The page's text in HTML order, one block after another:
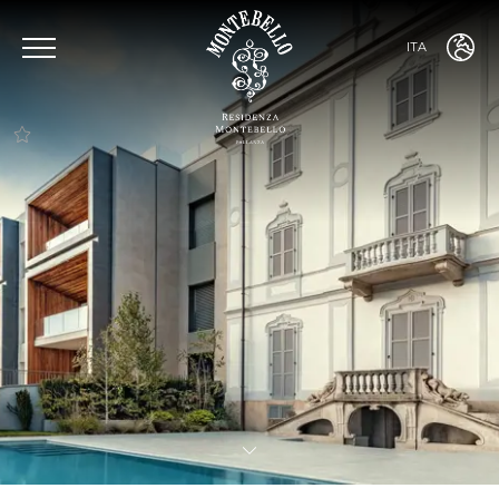
ITA
ENG
DEU
Vantaggio 1 Vantaggio
Vantaggio
Vantaggio 2
Vantaggio 3